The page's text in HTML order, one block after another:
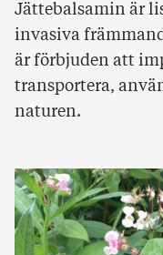
Jättebalsamin är
invasiva
är förbjuden att
transportera,
naturen.